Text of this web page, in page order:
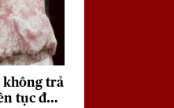
không trả
tục đưa